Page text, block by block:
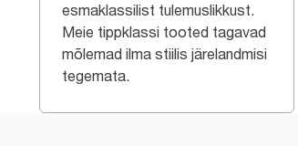
esmaklassilist tulemuslikkust.
Meie tippklassi tooted tagavad
mõlemad ilma stiilis järelandmisi
tegemata.